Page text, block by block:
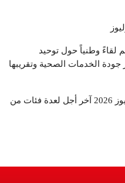
لقاءً وطنياً حول توحيد
جودة الخدمات الصحية وتقريبها
الإقرارات والأداءات الضريبية.. 31 يوليوز 2026 آخر أجل لعدة فئات من